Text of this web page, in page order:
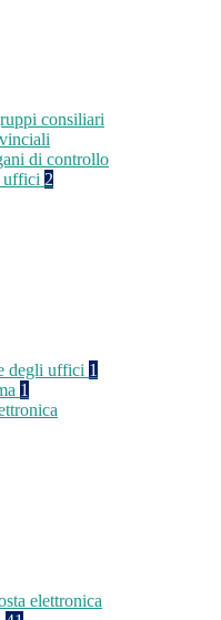
consiliari
di controllo
uffici 2
degli uffici 1
1
elettronica